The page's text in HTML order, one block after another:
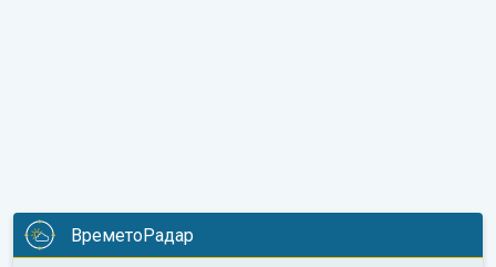
ВреметоРадар